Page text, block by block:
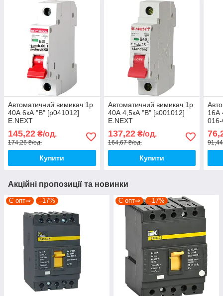
Автоматичний вимикач 1р
40А 6кА "B" [p041012]
E.NEXT
145,22 ₴/од.
174,26 ₴/од.
Купити
Автоматичний вимикач 1р
40А 4,5кА "B" [s001012]
E.NEXT
137,22₴/од.
164,67 ₴/од.
Купити
16А
Акційні пропозиції та новинки
Є опт⇒ –17% Є опт⇒ –17%